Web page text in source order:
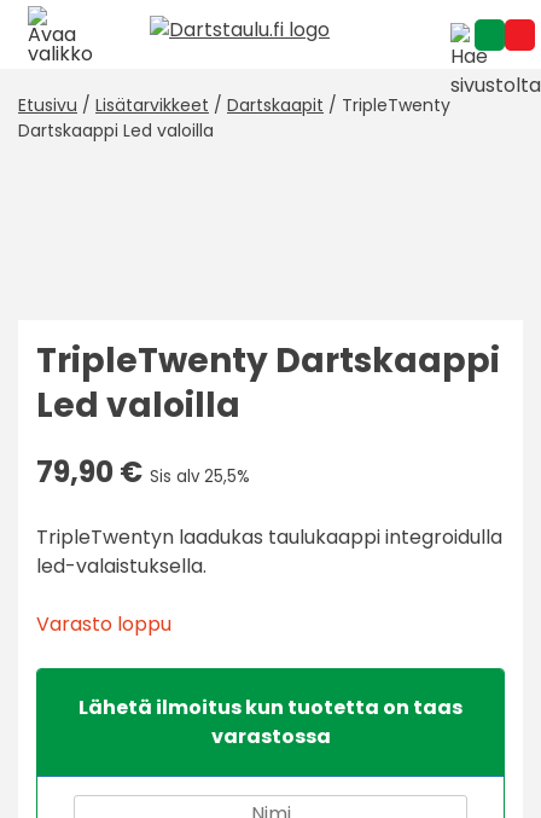
Skip
Etusivu / Lisätarvikkeet / Dartskaapit / TripleTwenty
Dartskaappi Led valoilla
TripleTwenty Dartskaappi
Led valoilla
79,90€ Sis alv 25,5%
TripleTwentyn laadukas taulukaappi integroidulla
led-valaistuksella.
Varasto loppu
Lähetä ilmoitus kun tuotetta on taas
varastossa